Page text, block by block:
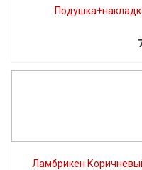
Ламбрикен